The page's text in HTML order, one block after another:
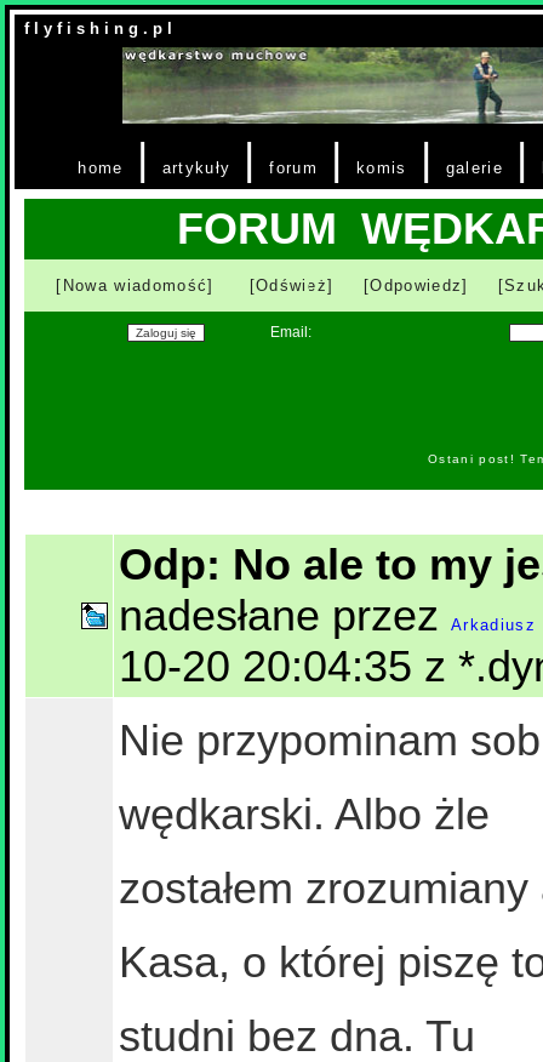
f l y f i s h i n g . p l
home | artykuły |forum | komis | galerie |
FORUM
[Nowa wiadomość] [Odśwież] [Odpowiedz]
Email:
Ostani post!
Odp: No ale to my
nadesłane przez
Arkadiusz
10-20 20:04:35 z
Nie przypominam
wędkarski. Albo żle
zostałem
Kasa, o której piszę
studni bez dna. Tu